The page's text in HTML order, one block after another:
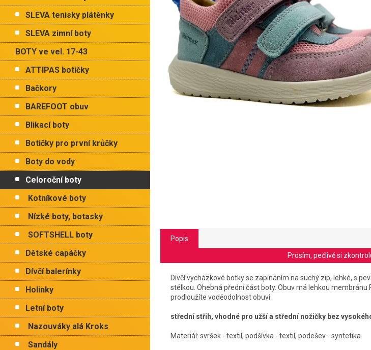
n
l
SLEVA tenisky plátěnky
SLEVA zimní boty
BOTY ve vel. 17-43
ATTIPAS botičky
Bačkory
BAREFOOT obuv
Blikací boty
Botičky pro první krůčky
Boty do vody
Celoroční boty
Kotníkové boty
Nízké boty, botasky
SOFTSHELL boty
Dětské capáčky
Dívčí balerínky
Holinky
Letní boty
Nazouváky alá Kroks
Sandály
Popis
Prosím, pečlivě si
Dívčí vycházkové botky se zapínáním na suchý zip, lehké, s
stélkou. Ohebná přední část boty. Obuv má lehkou
prodloužíte voděodolnost obuvi
střední střih, vhodné pro užší a střední nožičky bez
Materiál: svršek - textil, podšívka - textil, podešev - syntetika